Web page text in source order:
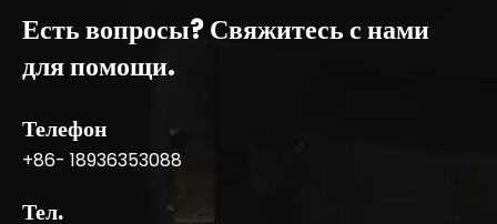
Есть вопросы? Свяжитесь с нами
для помощи.
Телефон
+86- 18936353088
Тел.